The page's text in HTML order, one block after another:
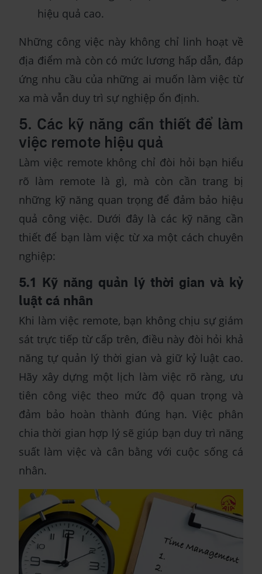
hiệu quả cao.
Những công việc này không chỉ linh hoạt về
địa điểm mà còn có mức lương hấp dẫn, đáp
ứng nhu cầu của những ai muốn làm việc từ
xa mà vẫn duy trì sự nghiệp ổn định.
5. Các kỹ năng cần thiết để làm
việc remote hiệu quả
Làm việc remote không chỉ đòi hỏi bạn hiểu
rõ làm remote là gì, mà còn cần trang bị
những kỹ năng quan trọng để đảm bảo hiệu
quả công việc. Dưới đây là các kỹ năng cần
thiết để bạn làm việc từ xa một cách chuyên
nghiệp:
5.1 Kỹ năng quản lý thời gian và kỷ
luật cá nhân
Khi làm việc remote, bạn không chịu sự giám
sát trực tiếp từ cấp trên, điều này đòi hỏi khả
năng tự quản lý thời gian và giữ kỷ luật cao.
Hãy xây dựng một lịch làm việc rõ ràng, ưu
tiên công việc theo mức độ quan trọng và
đảm bảo hoàn thành đúng hạn. Việc phân
chia thời gian hợp lý sẽ giúp bạn duy trì năng
suất làm việc và cân bằng với cuộc sống cá
nhân.